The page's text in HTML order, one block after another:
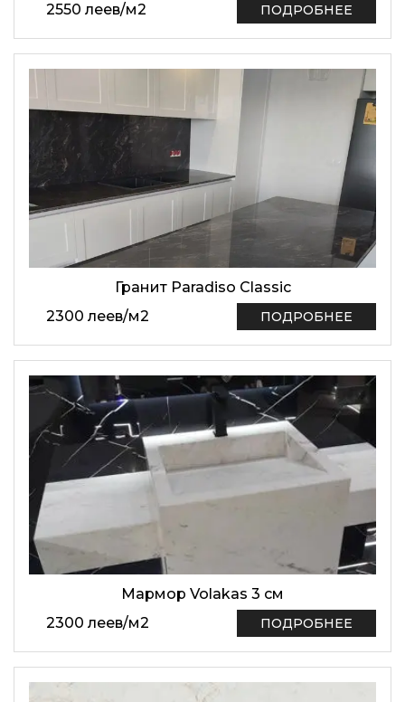
2550 леев/м2 ПОДРОБНЕЕ
Гранит Paradiso Classic
2300 леев/м2 ПОДРОБНЕЕ
Мармор Volakas 3 см
2300 леев/м2 ПОДРОБНЕЕ